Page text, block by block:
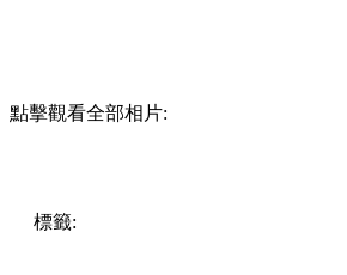
點擊觀看全部相片:
標籤: